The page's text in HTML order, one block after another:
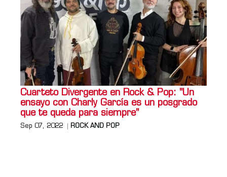
Cuarteto Divergente en Rock & Pop: "Un
ensayo con Charly García es un posgrado
que te queda para siempre"
Sep 07, 2022 ROCK AND POP